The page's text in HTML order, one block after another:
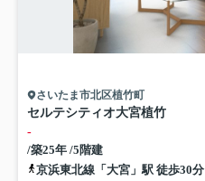
さいたま市北区植竹町
セルテシティオ大宮植竹
-
/築25年 /5階建
京浜東北線「大宮」駅 徒歩30分